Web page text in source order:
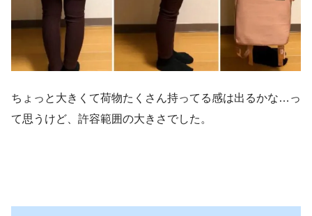
ちょっと大きくて荷物たくさん持ってる感は出るかな…っ
て思うけど、許容範囲の大きさでした。